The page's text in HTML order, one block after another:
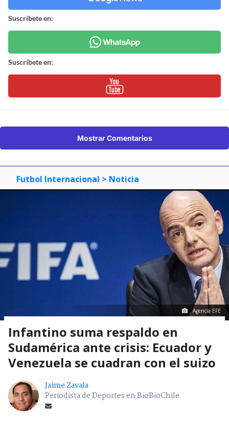
Suscríbete en:
Suscríbete en:
Mostrar Comentarios
Futbol Internacional > Noticia
Agencia EFE
Infantino suma respaldo en
Sudamérica ante crisis: Ecuador y
Venezuela se cuadran con el suizo
Jaime Zavala
Periodista de Deportes en BioBioChile